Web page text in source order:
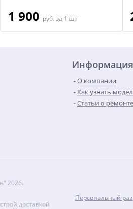
1 900 руб. за 1 шт
Информация
О компании
Как узнать
Статьи о ремонте
2026.
доставкой
Персональный